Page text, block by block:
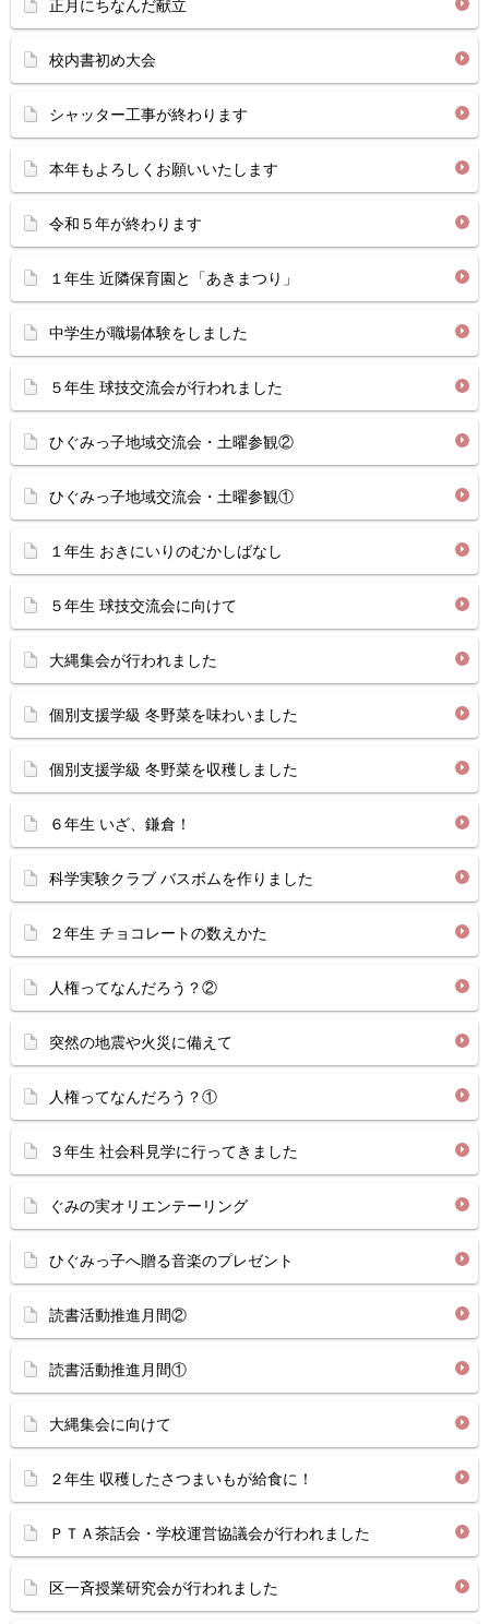
正月にちなんだ献立
校内書初め大会
シャッター工事が終わります
本年もよろしくお願いいたします
令和５年が終わります
１年生 近隣保育園と「あきまつり」
中学生が職場体験をしました
５年生 球技交流会が行われました
ひぐみっ子地域交流会・土曜参観②
ひぐみっ子地域交流会・土曜参観①
１年生 おきにいりのむかしばなし
５年生 球技交流会に向けて
大縄集会が行われました
個別支援学級 冬野菜を味わいました
個別支援学級 冬野菜を収穫しました
６年生 いざ、鎌倉！
科学実験クラブ バスボムを作りました
２年生 チョコレートの数えかた
人権ってなんだろう？②
突然の地震や火災に備えて
人権ってなんだろう？①
３年生 社会科見学に行ってきました
ぐみの実オリエンテーリング
ひぐみっ子へ贈る音楽のプレゼント
読書活動推進月間②
読書活動推進月間①
大縄集会に向けて
２年生 収穫したさつまいもが給食に！
ＰＴＡ茶話会・学校運営協議会が行われました
区一斉授業研究会が行われました